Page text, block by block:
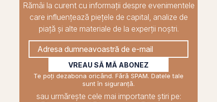
Rămâi la curent cu informații despre evenimentele
care influențează piețele de capital, analize de
piață și alte materiale de la experții noștri.
VREAU SĂ MĂ ABONEZ
Te poți dezabona oricând. Fără SPAM. Datele tale
sunt în siguranță.
sau urmărește cele mai importante știri pe: